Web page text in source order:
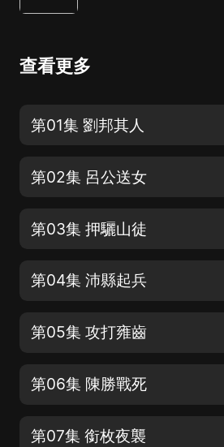
查看更多
第01集 劉邦其人
第02集 呂公送女
第03集 押驪山徒
第04集 沛縣起兵
第05集 攻打雍齒
第06集 陳勝戰死
第07集 銜枚夜襲